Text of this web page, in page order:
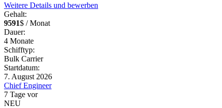
Weitere Details und bewerben
Gehalt:
9591$ / Monat
Dauer:
4 Monate
Schifftyp:
Bulk Carrier
Startdatum:
7. August 2026
Chief Engineer
7 Tage vor
NEU